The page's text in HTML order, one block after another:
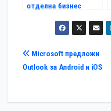
отделна бизнес
Навигация
Microsoft предложи
Outlook за Android и iOS